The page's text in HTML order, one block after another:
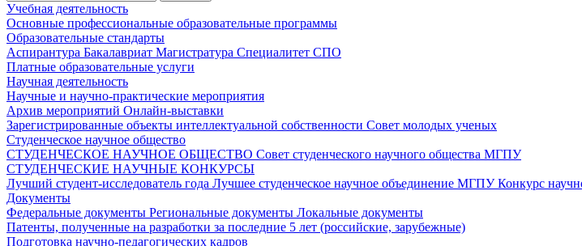
Учебная деятельность
Основные профессиональные образовательные программы
Образовательные стандарты
Аспирантура Бакалавриат Магистратура Специалитет СПО
Платные образовательные услуги
Научная деятельность
Научные и научно-практические мероприятия
Архив мероприятий Онлайн-выставки
Зарегистрированные объекты интеллектуальной собственности Совет молодых ученых
Студенческое научное общество
СТУДЕНЧЕСКОЕ НАУЧНОЕ ОБЩЕСТВО Совет студенческого научного общества МГПУ
СТУДЕНЧЕСКИЕ НАУЧНЫЕ КОНКУРСЫ
Лучший студент-исследователь года Лучшее студенческое научное объединение МГПУКонкурс
Документы
Федеральные документы Региональные документы Локальные документы
Патенты, полученные на разработки за последние 5 лет (российские, зарубежные)
Подготовка научно-педагогических кадров